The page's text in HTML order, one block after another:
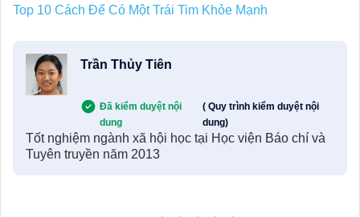
Top 10 Cách Để Có Một Trái Tim Khỏe Mạnh
Trần Thủy Tiên
Đã kiểm duyệt nội
dung
( Quy trình kiểm duyệt nội
dung)
Tốt nghiệm ngành xã hội học tại Học viện Báo chí và
Tuyên truyền năm 2013